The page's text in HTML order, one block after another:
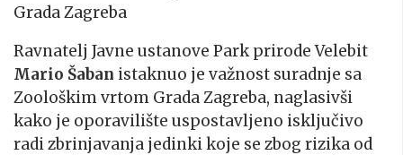
Grada Zagreba
Ravnatelj Javne ustanove Park prirode Velebit
Mario Šaban istaknuo je važnost suradnje sa
Zoološkim vrtom Grada Zagreba, naglasivši
kako je oporavilište uspostavljeno isključivo
radi zbrinjavanja jedinki koje se zbog rizika od